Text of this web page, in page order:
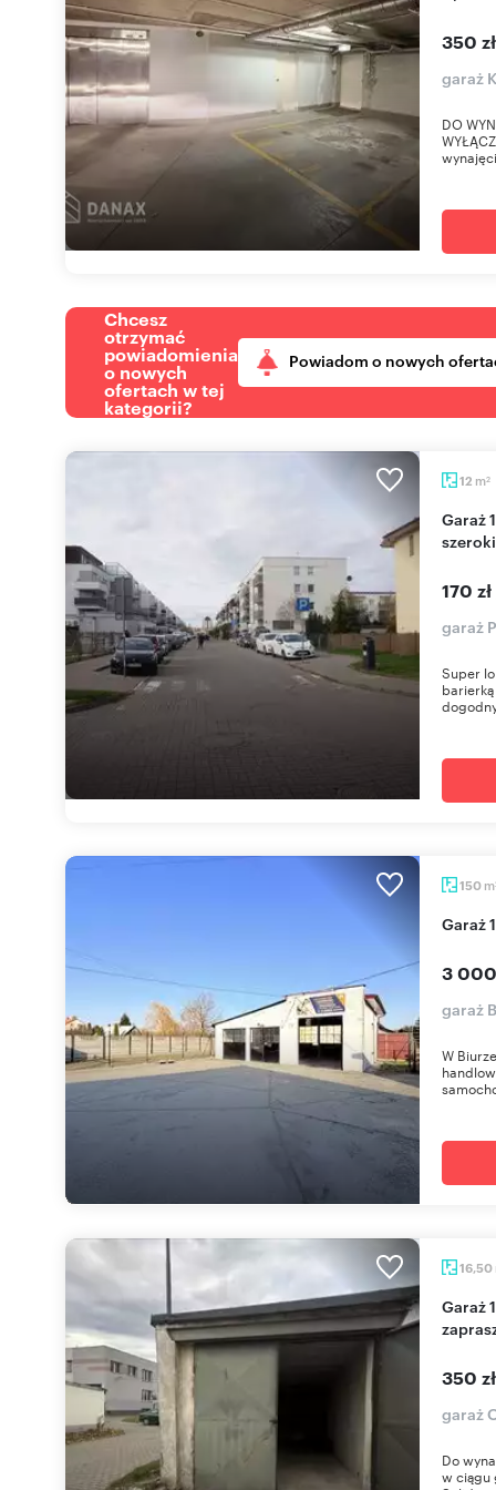
350
garaż
DO
Chcesz
otrzymać
powiadomienia
o nowych
ofertach w tej
kategorii?
Powiadom o nowych
12 m2
Garaż 12 m² przy PKP w Piasecznie - monitoring i
170 zł
garaż
Super
150 m
3
garaż
W
16,50
Garaż 16,5 m² z prądem i solidną bramą -
350
garaż
Do
w ciągu